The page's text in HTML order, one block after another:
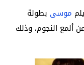
موسى بطولة
ألمع النجوم، وذلك